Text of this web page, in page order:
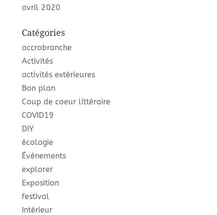
avril 2020
Catégories
accrobranche
Activités
activités extérieures
Bon plan
Coup de coeur littéraire
COVID19
DIY
écologie
Événements
explorer
Exposition
festival
Intérieur